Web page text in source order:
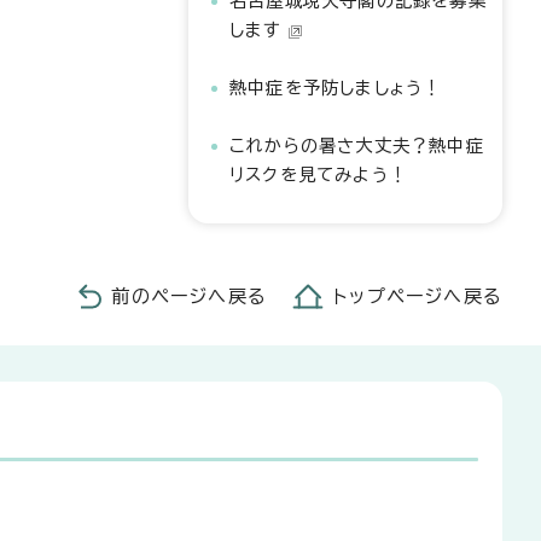
します
熱中症を予防しましょう！
これからの暑さ大丈夫？熱中症
リスクを見てみよう！
前のページへ戻る トップページへ戻る